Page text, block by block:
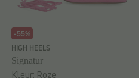
-55%
HIGH HEELS
Signatur
Kleur: Roze